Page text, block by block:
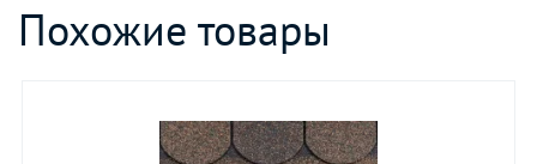
Похожие товары